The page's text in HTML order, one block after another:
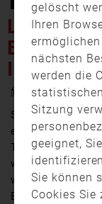
BRAND
IN
8. Dezember
Schlimmeres
einem Brand
Tirschenreuth.
war kurz vor 14
war wohl ein
Einsatzkräfte
gelöscht
Ihren
nächsten
werden die
Sitzung
geeignet,
Sie können
Cookies